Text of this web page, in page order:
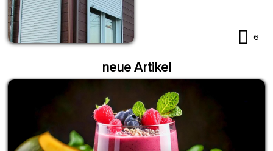
6
neue Artikel